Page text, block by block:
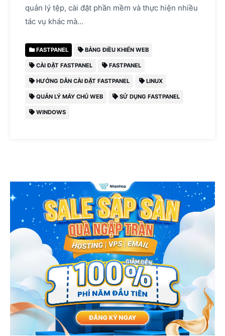
quản lý tệp, cài đặt phần mềm và thực hiện nhiều
tác vụ khác mà…
FASTPANEL BẢNG ĐIỀU KHIỂN WEB
CÀI ĐẶT FASTPANEL FASTPANEL
HƯỚNG DẪN CÀI ĐẶT FASTPANEL LINUX
QUẢN LÝ MÁY CHỦ WEB SỬ DỤNG FASTPANEL
WINDOWS